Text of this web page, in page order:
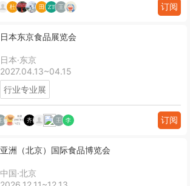
订阅
日本东京食品展览会
日本·东京
2027.04.13~04.15
行业专业展
订阅
亚洲（北京）国际食品博览会
中国·北京